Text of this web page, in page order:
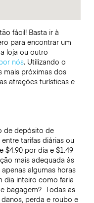
fácil! Basta ir à
para encontrar um
loja ou outro
nós. Utilizando o
mais próximas dos
atrações turísticas e
de depósito de
tarifas diárias ou
$4.90 por dia e $1.49
mais adequada às
algumas horas
dia inteiro como faria
bagagem? Todas as
perda e roubo e